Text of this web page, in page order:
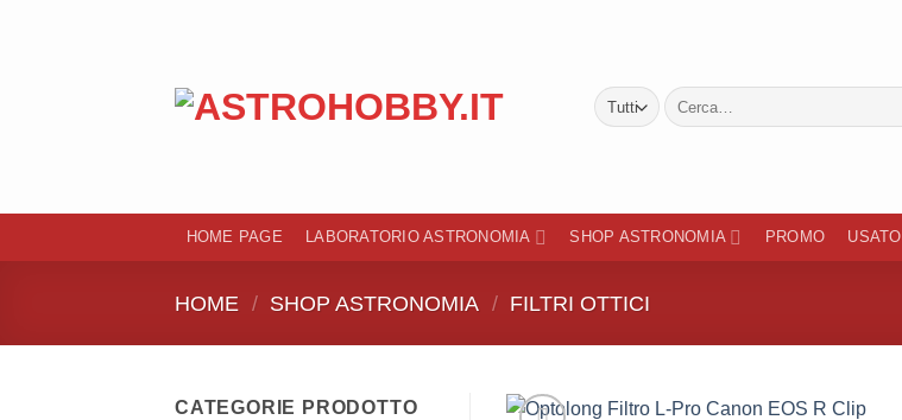
Cerca:
HOME PAGE LABORATORIO ASTRONOMIA SHOP ASTRONOMIA PROMO USATO
HOME / SHOP ASTRONOMIA / FILTRI OTTICI
CATEGORIE PRODOTTO